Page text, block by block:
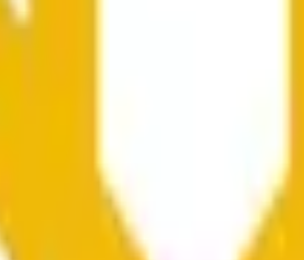
体の状況に影響される可能性があり
specified in the title is greater
from Chainlink, specifically the
BNB/USD, not according to